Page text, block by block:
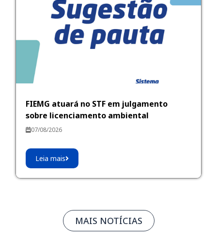
FIEMG atuará no STF em julgamento
sobre licenciamento ambiental
07/08/2026
Leia mais
MAIS NOTÍCIAS